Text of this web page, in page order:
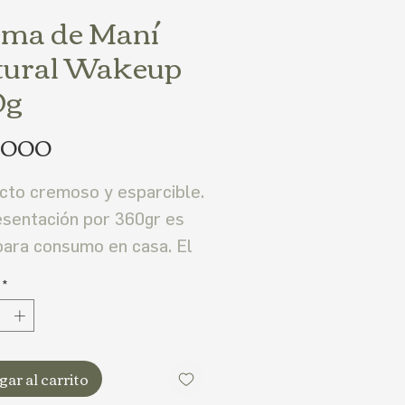
de Maní
Wakeup
Precio
cremoso y esparcible.
por 360gr es
consumo en casa. El
como el fosforo y
buena fuente de
acompañado de
*
al carrito